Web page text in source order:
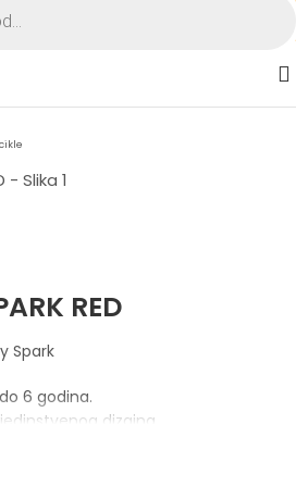
RED
Spark
6 godina.
dizajna.
koji tek uče da balansiraju
biciklu. Kada steknu početne